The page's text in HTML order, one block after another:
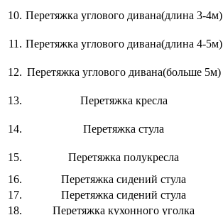
10. Перетяжка углового дивана(длина 3-4м)
11. Перетяжка углового дивана(длина 4-5м)
12. Перетяжка углового дивана(больше 5м)
13.
Перетяжка кресла
14.
Перетяжка стула
15.
Перетяжка полукресла
16.
Перетяжка сидений стула
17.
Перетяжка сидений стула
18.
Перетяжка кухонного уголка